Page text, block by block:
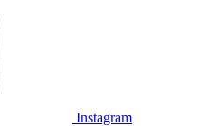
Instagram